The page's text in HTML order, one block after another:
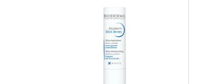
Sprühpflaster
Wundverschlussstreifen